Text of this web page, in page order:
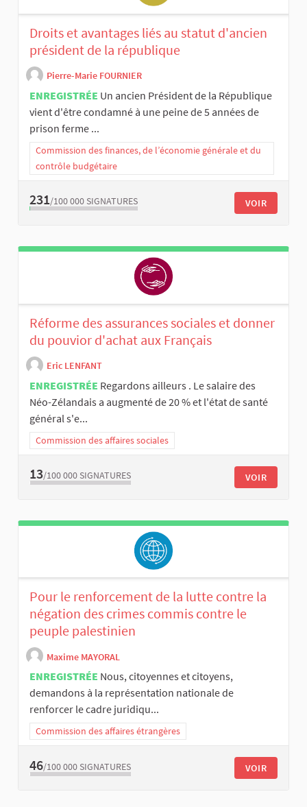
Droits et avantages liés au statut d'ancien
président de la république
Pierre-Marie FOURNIER
ENREGISTRÉE Un ancien Président de la République
vient d'être condamné à une peine de 5 années de
prison ferme ...
Commission des finances, de l’économie générale et du
contrôle budgétaire
231/100 000 SIGNATURES VOIR
Réforme des assurances sociales et donner
du pouvior d'achat aux Français
Eric LENFANT
ENREGISTRÉE Regardons ailleurs . Le salaire des
Néo-Zélandais a augmenté de 20 % et l'état de santé
général s'e...
Commission des affaires sociales
13/100 000 SIGNATURES VOIR
Pour le renforcement de la lutte contre la
négation des crimes commis contre le
peuple palestinien
Maxime MAYORAL
ENREGISTRÉE Nous, citoyennes et citoyens,
demandons à la représentation nationale de
renforcer le cadre juridiqu...
Commission des affaires étrangères
46/100 000 SIGNATURES VOIR